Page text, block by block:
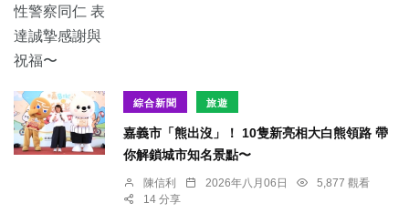
綜合新聞 旅遊
嘉義市「熊出沒」！ 10隻新亮相大白熊領路 帶
你解鎖城市知名景點〜
陳信利 2026年八月06日
5,877 觀看
14 分享